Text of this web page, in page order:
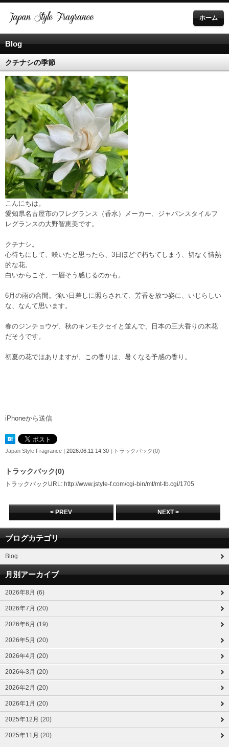
ホーム
Blog
クチナシの季節
こんにちは。
愛知県名古屋市のフレグランス（香水）メーカー、ジャパンスタイルフ
レグランスの大野智恵美です。
クチナシ。
心待ちにして、咲いたと思ったら、3日ほどで朽ちてしまう、切なく情熱
的な花。
白いからこそ、一層そう感じるのかも。
6月の雨の合間。強い日差しに照らされて、芳香を放つ姿に、いじらしい
な、なんて思います。
春のジンチョウゲ、秋のキンモクセイと並んで、日本の三大香りの木花
だそうです。
初夏の花ではありますが、この香りは、暑くなる予感の香り。
iPhoneから送信
Japan Style Fragrance | 2026.06.11 14:30 | トラックバック(0)
トラックバック(0)
トラックバックURL: http://www.jstyle-f.com/cgi-bin/mt/mt-tb.cgi/1705
< PREV NEXT >
ブログカテゴリ
Blog
月別アーカイブ
2026年8月 (6)
2026年7月 (20)
2026年6月 (19)
2026年5月 (20)
2026年4月 (20)
2026年3月 (20)
2026年2月 (20)
2026年1月 (20)
2025年12月 (20)
2025年11月 (20)